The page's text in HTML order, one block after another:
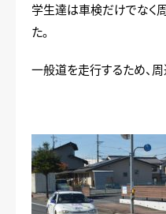
学生達は車検だけでなく
た。
一般道を走行するため、